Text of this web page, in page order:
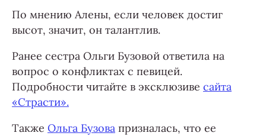
По мнению Алены, если человек достиг
высот, значит, он талантлив.
Ранее сестра Ольги Бузовой ответила на
вопрос о конфликтах с певицей.
Подробности читайте в эксклюзиве сайта
«Страсти».
Также Ольга Бузова призналась, что ее